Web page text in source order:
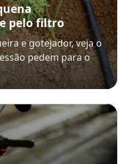
pelo filtro
e gotejador, veja o
pedem para o